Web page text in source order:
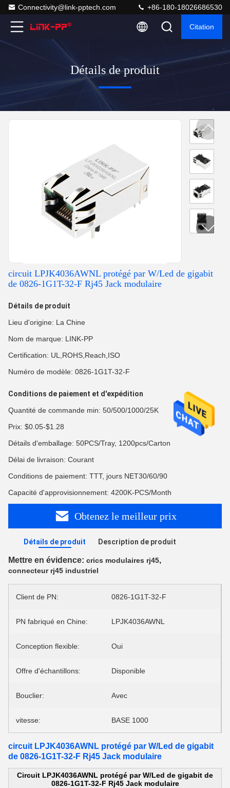
Connectivity@link-pptech.com +86-180-18026686530
Citation
Détails de produit
circuit LPJK4036AWNL protégé par W/Led de gigabit
de 0826-1G1T-32-F Rj45 Jack modulaire
Détails de produit
Lieu d'origine: La Chine
Nom de marque: LINK-PP
Certification: UL,ROHS,Reach,ISO
Numéro de modèle: 0826-1G1T-32-F
Conditions de paiement et d'expédition
Quantité de commande min: 50/500/1000/25K
Prix: $0.05-$1.28
Détails d'emballage: 50PCS/Tray, 1200pcs/Carton
Délai de livraison: Courant
Conditions de paiement: TTT, jours NET30/60/90
Capacité d'approvisionnement: 4200K-PCS/Month
Obtenez le meilleur prix
Détails de produit Description de produit
Mettre en évidence: crics modulaires rj45,
connecteur rj45 industriel
Client de PN: 0826-1G1T-32-F
PN fabriqué en Chine: LPJK4036AWNL
Conception flexible: Oui
Offre d'échantillons: Disponible
Bouclier: Avec
vitesse: BASE 1000
circuit LPJK4036AWNL protégé par W/Led de gigabit
de 0826-1G1T-32-F Rj45 Jack modulaire
Circuit LPJK4036AWNL protégé par W/Led de gigabit de
0826-1G1T-32-F Rj45 Jack modulaire